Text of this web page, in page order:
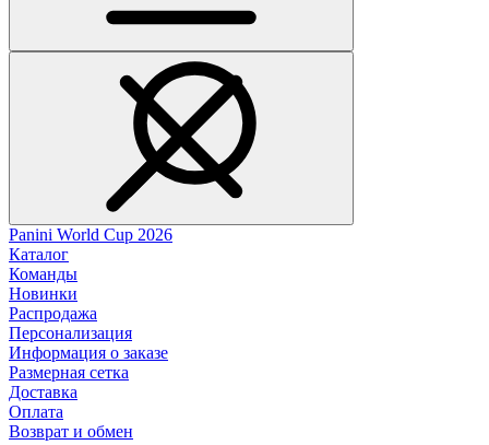
Panini World Cup 2026
Каталог
Команды
Новинки
Распродажа
Персонализация
Информация о заказе
Размерная сетка
Доставка
Оплата
Возврат и обмен